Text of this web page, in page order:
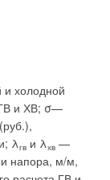
холодной
и ХВ; σ—
λгв и λхв —
напора, м/м,